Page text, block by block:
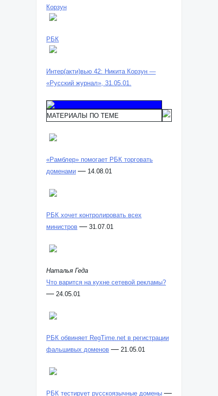
Корзун
РБК
Интер(акти)вью 42: Никита Корзун —
«Русский журнал», 31.05.01.
МАТЕРИАЛЫ ПО ТЕМЕ
«Рамблер» помогает РБК торговать
доменами — 14.08.01
РБК хочет контролировать всех
министров — 31.07.01
Наталья Геда
Что варится на кухне сетевой рекламы?
— 24.05.01
РБК обвиняет RegTime.net в регистрации
фальшивых доменов — 21.05.01
РБК тестирует русскоязычные домены —